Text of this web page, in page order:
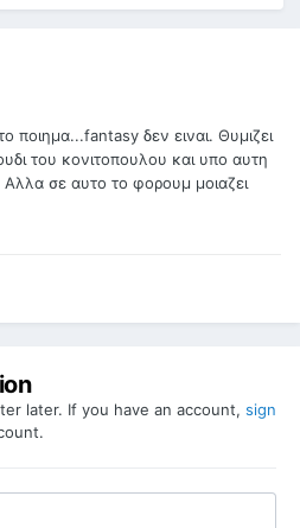
ποιημα...fantasy δεν ειναι. Θυμιζει
του κονιτοπουλου και υπο αυτη
σε αυτο το φορουμ μοιαζει
later. If you have an account, sign